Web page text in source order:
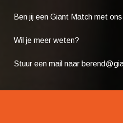
Ben jij een Giant Match met
Wil je meer weten?
Stuur een mail naar